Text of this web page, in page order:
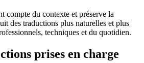
du contexte et préserve la
des traductions plus naturelles et plus
techniques et du quotidien.
prises en charge